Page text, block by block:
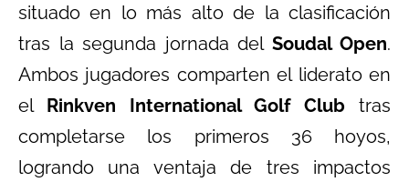
situado en lo más alto de la clasificación
tras la segunda jornada del Soudal Open.
Ambos jugadores comparten el liderato en
el Rinkven International Golf Club tras
completarse los primeros 36 hoyos,
logrando una ventaja de tres impactos